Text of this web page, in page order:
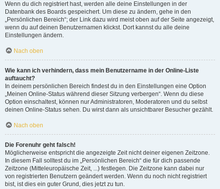
Wenn du dich registriert hast, werden alle deine Einstellungen in der
Datenbank des Boards gespeichert. Um diese zu ändern, gehe in den
„Persönlichen Bereich“; der Link dazu wird meist oben auf der Seite angezeigt,
wenn du auf deinen Benutzernamen klickst. Dort kannst du alle deine
Einstellungen ändern.
Nach oben
Wie kann ich verhindern, dass mein Benutzername in der Online-Liste
auftaucht?
In deinem persönlichen Bereich findest du in den Einstellungen eine Option
„Meinen Online-Status während dieser Sitzung verbergen“. Wenn du diese
Option einschaltest, können nur Administratoren, Moderatoren und du selbst
deinen Online-Status sehen. Du wirst dann als unsichtbarer Besucher gezählt.
Nach oben
Die Forenuhr geht falsch!
Möglicherweise entspricht die angezeigte Zeit nicht deiner eigenen Zeitzone.
In diesem Fall solltest du im „Persönlichen Bereich“ die für dich passende
Zeitzone (Mitteleuropäische Zeit, ...) festlegen. Die Zeitzone kann dabei nur
von registrierten Benutzern geändert werden. Wenn du noch nicht registriert
bist, ist dies ein guter Grund, dies jetzt zu tun.